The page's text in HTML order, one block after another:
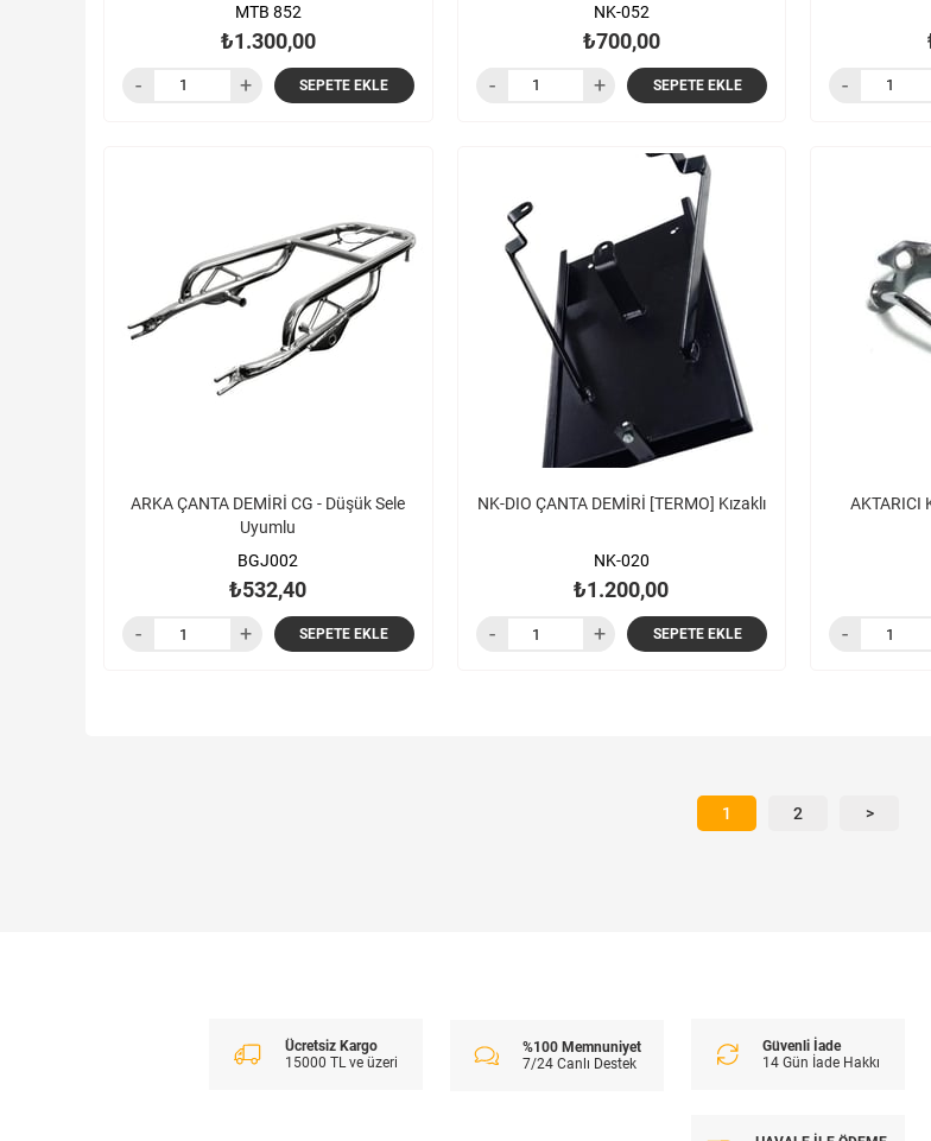
MTB 852
₺1.300,00
SEPETE EKLE
NK-052
₺700,00
SEPETE EKLE
ARKA ÇANTA DEMİRİ CG - Düşük Sele
Uyumlu
BGJ002
₺532,40
SEPETE EKLE
NK-DIO ÇANTA DEMİRİ [TERMO] Kızaklı
NK-020
₺1.200,00
SEPETE EKLE
AKTARICI
1 2 >
Ücretsiz Kargo
15000 TL ve üzeri
%100 Memnuniyet
7/24 Canlı Destek
Güvenli İade
14 Gün İade Hakkı